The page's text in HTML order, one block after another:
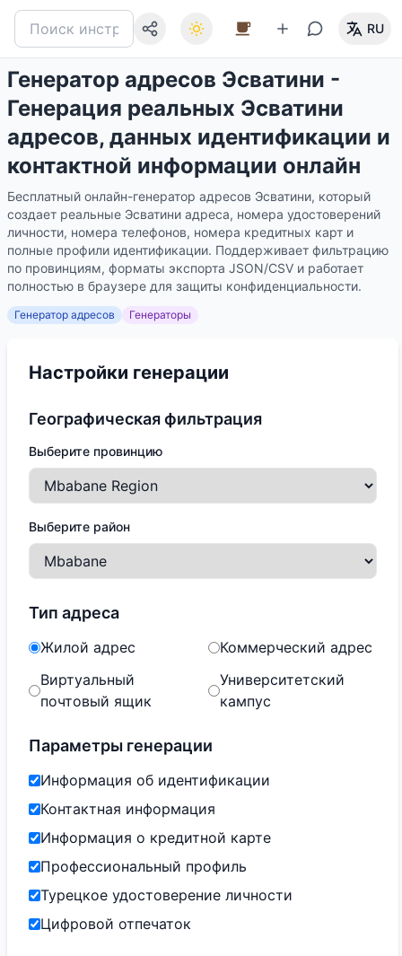
RU
Генератор адресов Эсватини -
Генерация реальных Эсватини
адресов, данных идентификации и
контактной информации онлайн
Бесплатный онлайн-генератор адресов Эсватини, который
создает реальные Эсватини адреса, номера удостоверений
личности, номера телефонов, номера кредитных карт и
полные профили идентификации. Поддерживает фильтрацию
по провинциям, форматы экспорта JSON/CSV и работает
полностью в браузере для защиты конфиденциальности.
Генератор адресов Генераторы
Настройки генерации
Географическая фильтрация
Выберите провинцию
Выберите район
Тип адреса
Жилой адрес
Коммерческий адрес
Виртуальный
почтовый ящик
Университетский
кампус
Параметры генерации
Информация об идентификации
Контактная информация
Информация о кредитной карте
Профессиональный профиль
Турецкое удостоверение личности
Цифровой отпечаток